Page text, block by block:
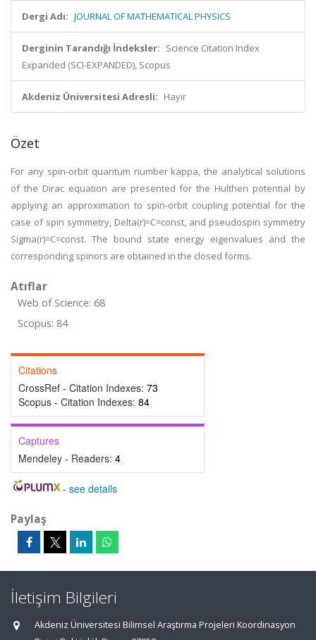
Dergi Adı: JOURNAL OF MATHEMATICAL PHYSICS
Derginin Tarandığı İndeksler: Science Citation Index
Expanded (SCI-EXPANDED), Scopus
Akdeniz Üniversitesi Adresli: Hayır
Özet
For any spin-orbit quantum number kappa, the analytical solutions
of the Dirac equation are presented for the Hulthen potential by
applying an approximation to spin-orbit coupling potential for the
case of spin symmetry, Delta(r)=C=const, and pseudospin symmetry
Sigma(r)=C=const. The bound state energy eigenvalues and the
corresponding spinors are obtained in the closed forms.
Atıflar
Web of Science: 68
Scopus: 84
Citations
CrossRef - Citation Indexes: 73
Scopus - Citation Indexes: 84
Captures
Mendeley - Readers: 4
- see details
Paylaş
İletişim Bilgileri
Akdeniz Üniversitesi Bilimsel Araştırma Projeleri Koordinasyon